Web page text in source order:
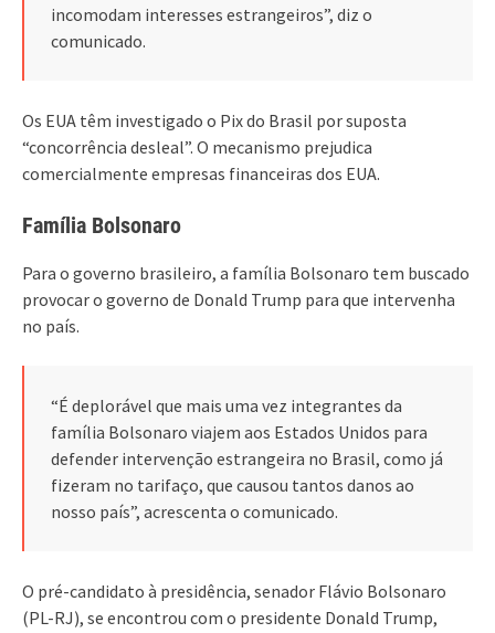
incomodam interesses estrangeiros”, diz o
comunicado.
Os EUA têm investigado o Pix do Brasil por suposta
“concorrência desleal”. O mecanismo prejudica
comercialmente empresas financeiras dos EUA.
Família Bolsonaro
Para o governo brasileiro, a família Bolsonaro tem buscado
provocar o governo de Donald Trump para que intervenha
no país.
“É deplorável que mais uma vez integrantes da
família Bolsonaro viajem aos Estados Unidos para
defender intervenção estrangeira no Brasil, como já
fizeram no tarifaço, que causou tantos danos ao
nosso país”, acrescenta o comunicado.
O pré-candidato à presidência, senador Flávio Bolsonaro
(PL-RJ), se encontrou com o presidente Donald Trump,